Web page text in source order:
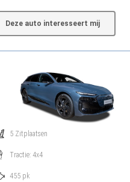
Deze auto interesseert mij
5 Zitplaatsen
Tractie: 4x4
455 pk